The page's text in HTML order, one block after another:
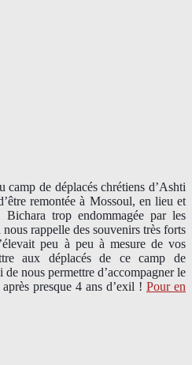
camp de déplacés chrétiens d’Ashti
remontée à Mossoul, en lieu et
trop endommagée par les
rappelle des souvenirs très forts
peu à peu à mesure de vos
aux déplacés de ce camp de
nous permettre d’accompagner le
presque 4 ans d’exil ! Pour en